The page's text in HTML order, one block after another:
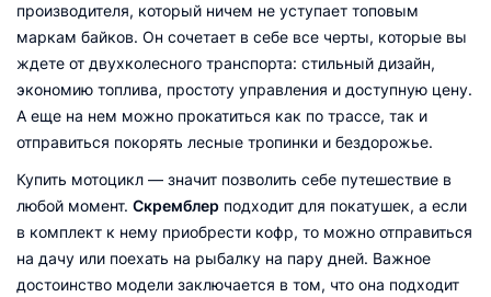
производителя, который ничем не уступает топовым
маркам байков. Он сочетает в себе все черты, которые вы
ждете от двухколесного транспорта: стильный дизайн,
экономию топлива, простоту управления и доступную цену.
А еще на нем можно прокатиться как по трассе, так и
отправиться покорять лесные тропинки и бездорожье.
Купить мотоцикл — значит позволить себе путешествие в
любой момент. Скремблер подходит для покатушек, а если
в комплект к нему приобрести кофр, то можно отправиться
на дачу или поехать на рыбалку на пару дней. Важное
достоинство модели заключается в том, что она подходит